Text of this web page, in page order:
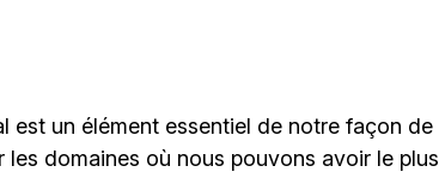
est un élément essentiel de notre façon de
domaines où nous pouvons avoir le plus